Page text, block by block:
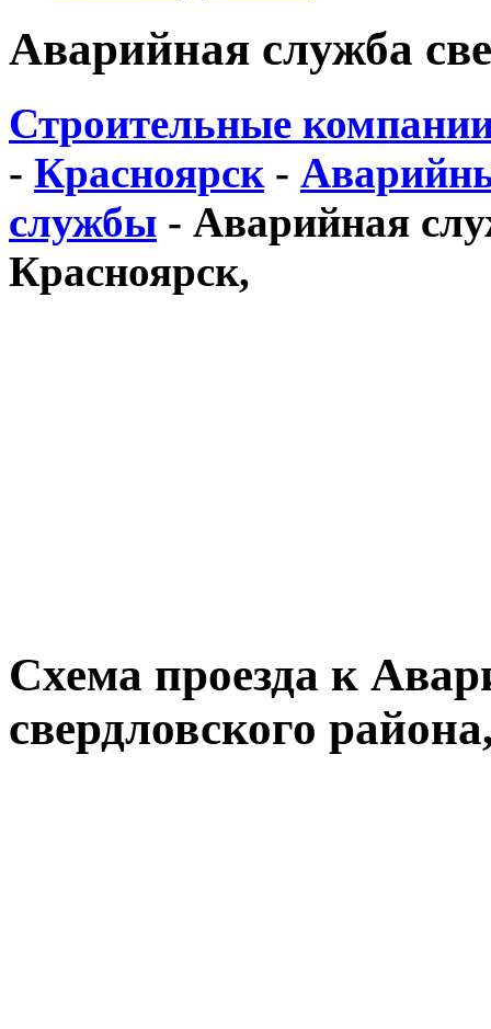
Аварийная служба
Строительные
- Красноярск-
службы - Аварийная
Красноярск,
Схема проезда к
свердловского